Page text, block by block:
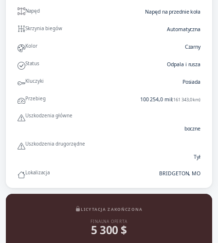
Napęd Napęd na przednie koła
Skrzynia biegów Automatyczna
Kolor Czarny
Status Odpala i rusza
Kluczyki Posiada
Przebieg 100 254,0 mil(161 343,0 km)
Uszkodzenia główne
boczne
Uszkodzenia drugorzędne
Tył
Lokalizacja BRIDGETON, MO
LICYTACJA ZAKOŃCZONA
FINALNA OFERTA
5 300 $